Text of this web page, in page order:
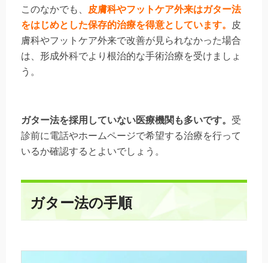
このなかでも、
皮膚科やフットケア外来はガター法
をはじめとした保存的治療を得意としています。
皮
膚科やフットケア外来で改善が見られなかった場合
は、形成外科でより根治的な手術治療を受けましょ
う。
ガター法を採用していない医療機関も多いです。 受
診前に電話やホームページで希望する治療を行って
いるか確認するとよいでしょう。
ガター法の手順